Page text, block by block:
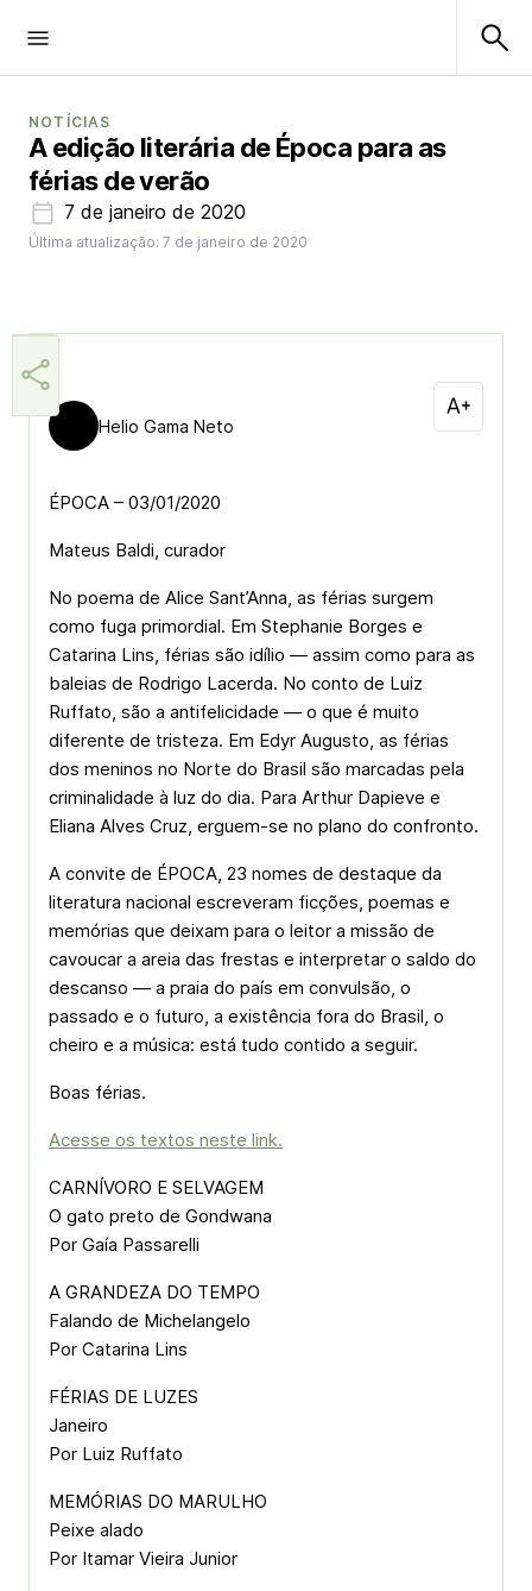
NOTÍCIAS
A edição literária de Época para as
férias de verão
7 de janeiro de 2020
Última atualização: 7 de janeiro de 2020
Helio Gama Neto
ÉPOCA – 03/01/2020
Mateus Baldi, curador
No poema de Alice Sant’Anna, as férias surgem
como fuga primordial. Em Stephanie Borges e
Catarina Lins, férias são idílio — assim como para as
baleias de Rodrigo Lacerda. No conto de Luiz
Ruffato, são a antifelicidade — o que é muito
diferente de tristeza. Em Edyr Augusto, as férias
dos meninos no Norte do Brasil são marcadas pela
criminalidade à luz do dia. Para Arthur Dapieve e
Eliana Alves Cruz, erguem-se no plano do confronto.
A convite de ÉPOCA, 23 nomes de destaque da
literatura nacional escreveram ficções, poemas e
memórias que deixam para o leitor a missão de
cavoucar a areia das frestas e interpretar o saldo do
descanso — a praia do país em convulsão, o
passado e o futuro, a existência fora do Brasil, o
cheiro e a música: está tudo contido a seguir.
Boas férias.
Acesse os textos neste link.
CARNÍVORO E SELVAGEM
O gato preto de Gondwana
Por Gaía Passarelli
A GRANDEZA DO TEMPO
Falando de Michelangelo
Por Catarina Lins
FÉRIAS DE LUZES
Janeiro
Por Luiz Ruffato
MEMÓRIAS DO MARULHO
Peixe alado
Por Itamar Vieira Junior